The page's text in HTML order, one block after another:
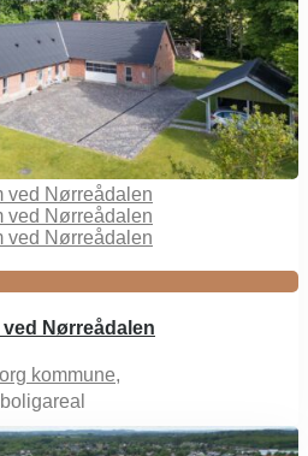
Nørreådalen
kommune,
boligareal